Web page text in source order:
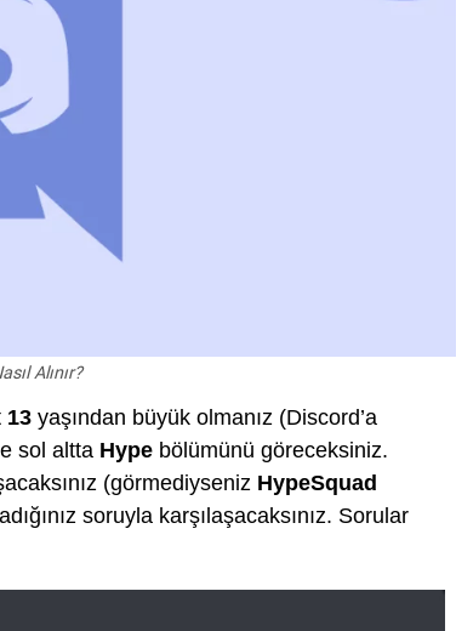
Alınır?
13 yaşından büyük olmanız (Discord’a
sol altta Hype bölümünü göreceksiniz.
(görmediyseniz HypeSquad
soruyla karşılaşacaksınız. Sorular